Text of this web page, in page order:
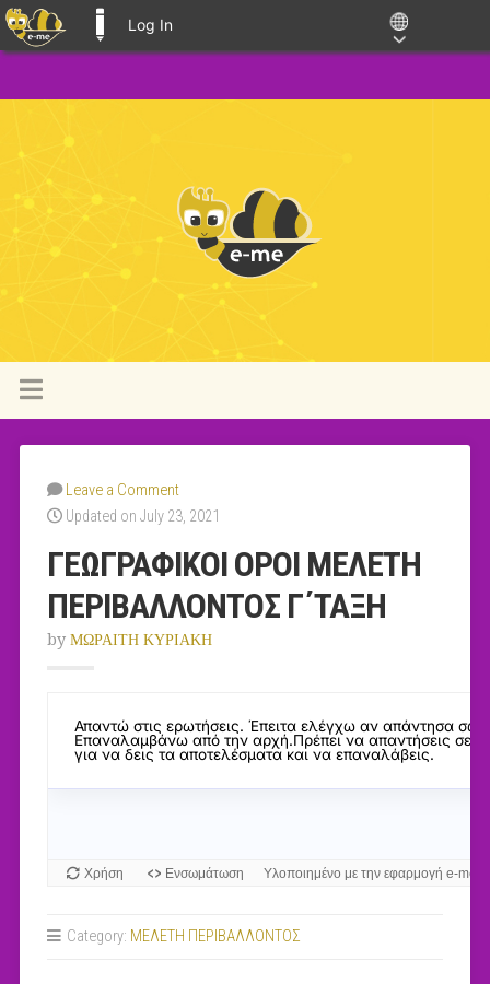
Log In
Leave a Comment
Updated on July 23, 2021
ΓΕΩΓΡΑΦΙΚΟΙ ΟΡΟΙ ΜΕΛΕΤΗ
ΠΕΡΙΒΑΛΛΟΝΤΟΣ Γ΄ΤΑΞΗ
by ΜΩΡΑΙΤΗ ΚΥΡΙΑΚΗ
Category: MEΛΕΤΗ ΠΕΡΙΒΑΛΛΟΝΤΟΣ